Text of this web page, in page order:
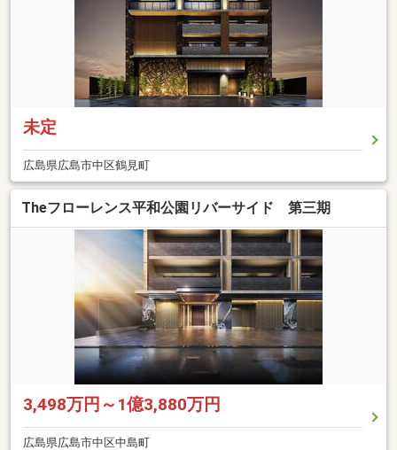
未定
広島県広島市中区鶴見町
Theフローレンス平和公園リバーサイド 第三期
3,498万円～1億3,880万円
広島県広島市中区中島町